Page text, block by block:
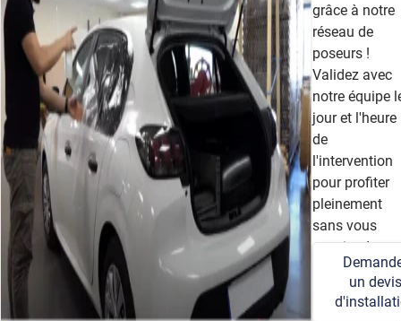
grâce à notre
réseau de
poseurs !
Validez avec
notre équipe
jour et l'heure
de
l'intervention
pour profiter
pleinement
sans vous
soucier des
détails
techniques et
logistiques.
un devis